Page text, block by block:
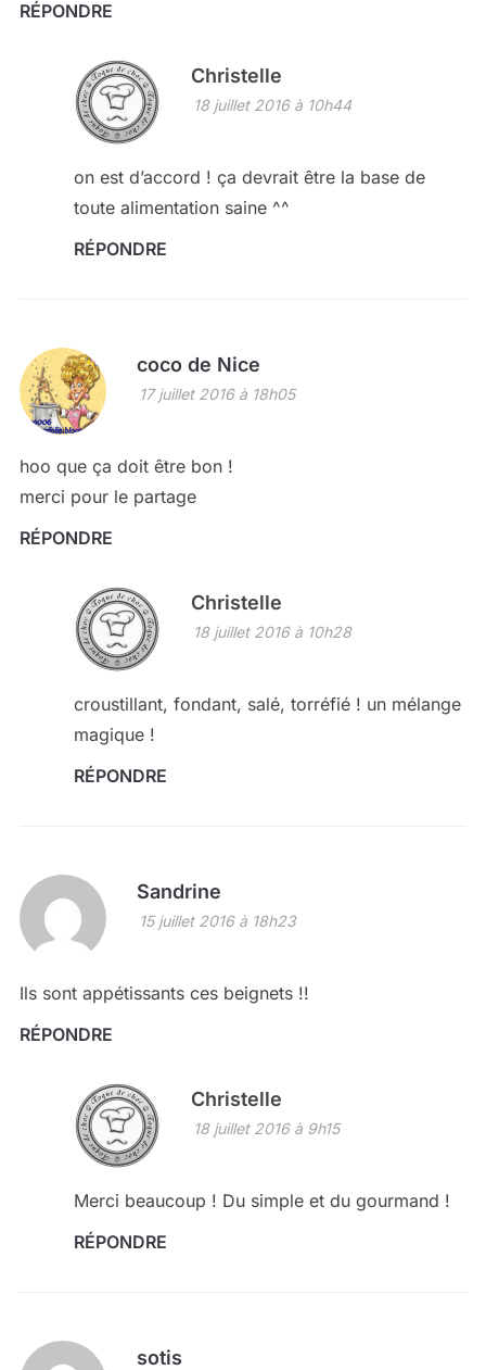
RÉPONDRE
Christelle
18 juillet 2016 à 10h44
on est d’accord ! ça devrait être la base de
toute alimentation saine ^^
RÉPONDRE
coco de Nice
17 juillet 2016 à 18h05
hoo que ça doit être bon !
merci pour le partage
RÉPONDRE
Christelle
18 juillet 2016 à 10h28
croustillant, fondant, salé, torréfié ! un mélange
magique !
RÉPONDRE
Sandrine
15 juillet 2016 à 18h23
Ils sont appétissants ces beignets !!
RÉPONDRE
Christelle
18 juillet 2016 à 9h15
Merci beaucoup ! Du simple et du gourmand !
RÉPONDRE
sotis